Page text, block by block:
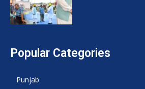
Popular Categories
Punjab